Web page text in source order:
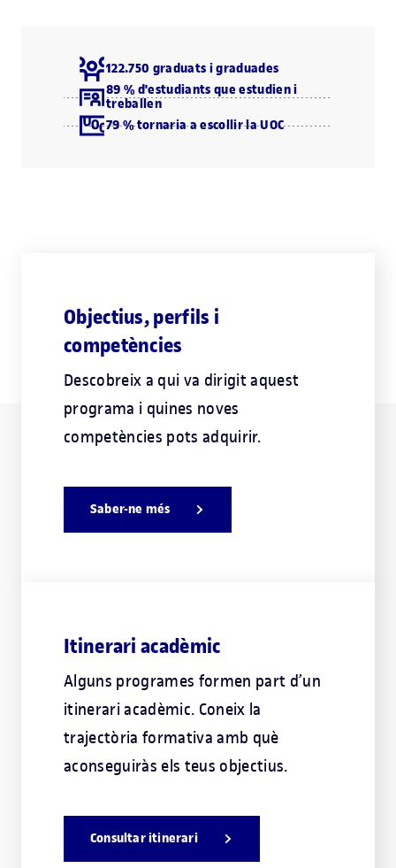
122.750 graduats i graduades
89 % d'estudiants que estudien i
treballen
79 % tornaria a escollir la UOC
Objectius, perfils i
competències
Descobreix a qui va dirigit aquest
programa i quines noves
competències pots adquirir.
Saber-ne més
Itinerari acadèmic
Alguns programes formen part d’un
itinerari acadèmic. Coneix la
trajectòria formativa amb què
aconseguiràs els teus objectius.
Consultar itinerari